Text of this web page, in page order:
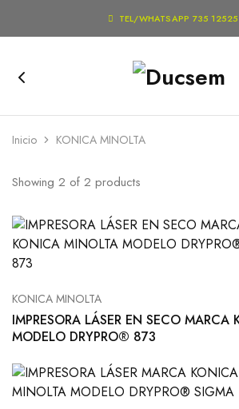
 TEL/WHATSAPP 735
Inicio KONICA MINOLTA
Showing 2 of 2 products
KONICA MINOLTA
IMPRESORA LÁSER EN SECO
MODELO DRYPRO® 873